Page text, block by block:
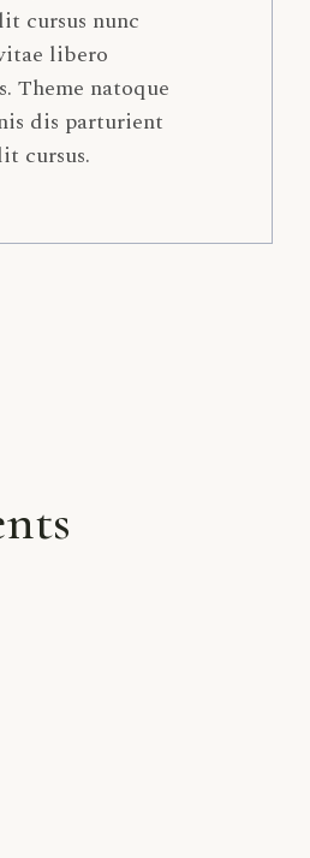
cursus nunc
libero
Theme natoque
dis parturient
cursus.